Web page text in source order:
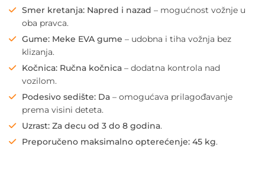
Smer kretanja: Napred i nazad – mogućnost vožnje u
oba pravca.
Gume: Meke EVA gume – udobna i tiha vožnja bez
klizanja.
Kočnica: Ručna kočnica – dodatna kontrola nad
vozilom.
Podesivo sedište: Da – omogućava prilagođavanje
prema visini deteta.
Uzrast: Za decu od 3 do 8 godina.
Preporučeno maksimalno opterećenje: 45 kg.